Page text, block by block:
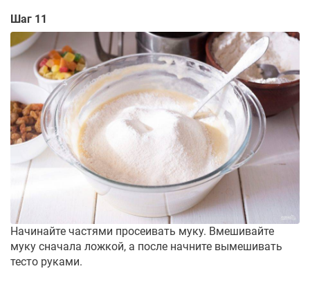
Шаг 11
Начинайте частями просеивать муку. Вмешивайте
муку сначала ложкой, а после начните вымешивать
тесто руками.